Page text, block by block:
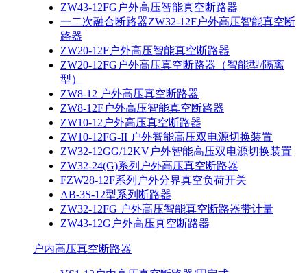
ZW43-12FG户外高压智能真空断路器
一二次融合断路器ZW32-12F户外高压智能真空断
路器
ZW20-12F户外高压智能真空断路器
ZW20-12FG户外高压真空断路器（智能型/隔离
型）
ZW8-12 户外高压真空断路器
ZW8-12F户外高压智能真空断路器
ZW10-12户外高压真空断路器
ZW10-12FG-II 户外智能高压双电源切换装置
ZW32-12GG/12KV户外智能高压双电源切换装置
ZW32-24(G)系列户外高压真空断路器
FZW28-12F系列户外分界真空负荷开关
AB-3S-12型系列断路器
ZW32-12FG 户外高压智能真空断路器带计量
ZW43-12G户外高压真空断路器
户内高压真空断路器